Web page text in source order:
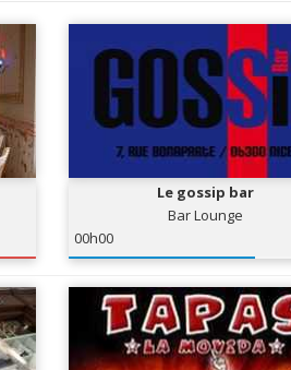
Mode, ...
Loisirs
Plages, sports, ...
Le gossip bar
Bar Lounge
00h00